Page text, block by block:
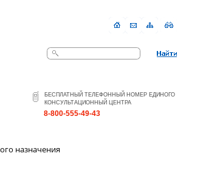
Поиск
БЕСПЛАТНЫЙ ТЕЛЕФОННЫЙ НОМЕР ЕДИНОГО
КОНСУЛЬТАЦИОННЫЙ ЦЕНТРА
8-800-555-49-43
назначения